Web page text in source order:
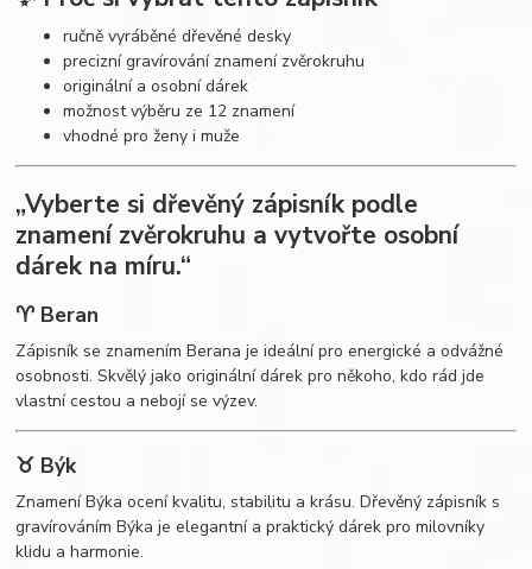
ručně vyráběné dřevěné desky
precizní gravírování znamení zvěrokruhu
originální a osobní dárek
možnost výběru ze 12 znamení
vhodné pro ženy i muže
„Vyberte si dřevěný zápisník podle
znamení zvěrokruhu a vytvořte osobní
dárek na míru.“
♈ Beran
Zápisník se znamením Berana je ideální pro energické a odvážné
osobnosti. Skvělý jako originální dárek pro někoho, kdo rád jde
vlastní cestou a nebojí se výzev.
♉ Býk
Znamení Býka ocení kvalitu, stabilitu a krásu. Dřevěný zápisník s
gravírováním Býka je elegantní a praktický dárek pro milovníky
klidu a harmonie.